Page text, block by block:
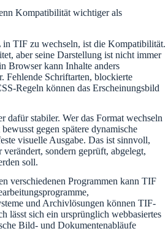
Kompatibilität wichtiger als
TIF zu wechseln, ist die Kompatibilität.
aber seine Darstellung ist nicht immer
Browser kann Inhalte anders
Fehlende Schriftarten, blockierte
Regeln können das Erscheinungsbild
dafür stabiler. Wer das Format wechseln
gegen spätere dynamische
visuelle Ausgabe. Das ist sinnvoll,
sondern geprüft, abgelegt,
soll.
verschiedenen Programmen kann TIF
und Archivlösungen können TIF-
lässt sich ein ursprünglich webbasiertes
Bild- und Dokumentenabläufe